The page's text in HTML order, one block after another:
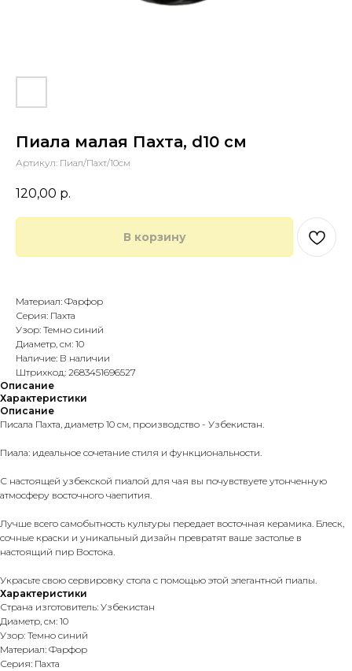
Пиала малая Пахта, d10 см
Артикул: Пиал/Пахт/10см
120,00 р.
В корзину
Материал: Фарфор
Серия: Пахта
Узор: Темно синий
Диаметр, см: 10
Наличие: В наличии
Штрихкод: 2683451696527
Описание
Характеристики
Описание
Писала Пахта, диаметр 10 см, производство - Узбекистан.
Пиала: идеальное сочетание стиля и функциональности.
С настоящей узбекской пиалой для чая вы почувствуете утонченную
атмосферу восточного чаепития.
Лучше всего самобытность культуры передает восточная керамика. Блеск,
сочные краски и уникальный дизайн превратят ваше застолье в
настоящий пир Востока.
Украсьте свою сервировку стола с помощью этой элегантной пиалы.
Характеристики
Страна изготовитель: Узбекистан
Диаметр, см: 10
Узор: Темно синий
Материал: Фарфор
Серия: Пахта